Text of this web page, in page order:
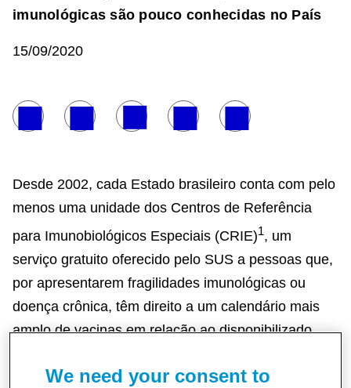
imunológicas são pouco conhecidas no País
15/09/2020
Desde 2002, cada Estado brasileiro conta com pelo
menos uma unidade dos Centros de Referência
para Imunobiológicos Especiais (CRIE)1, um
serviço gratuito oferecido pelo SUS a pessoas que,
por apresentarem fragilidades imunológicas ou
doença crônica, têm direito a um calendário mais
amplo de vacinas em relação ao disponibilizado
de Imunizações (PNI). Algumas barreiras, porém,
We need your consent to